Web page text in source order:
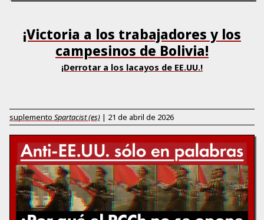
¡Victoria a los trabajadores y los
campesinos de Bolivia!
¡Derrotar a los lacayos de EE.UU.!
suplemento Spartacist (es) | 21 de abril de 2026